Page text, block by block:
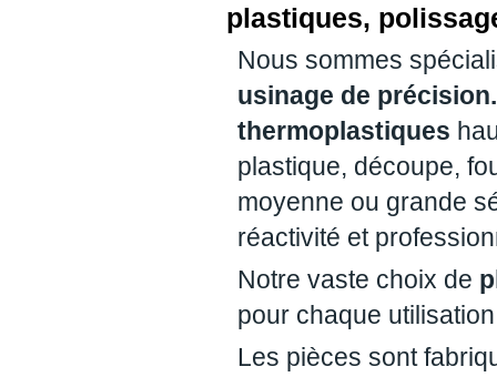
plastiques,
Nous sommes
usinage de précision.
thermoplastiques
plastique, découpe,
moyenne ou grande
réactivité et
Notre vaste choix de
pour chaque
Les pièces sont